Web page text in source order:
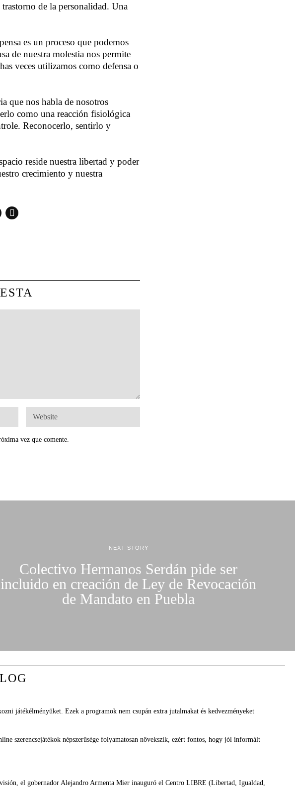
de la personalidad. Una
es un proceso que podemos
de nuestra molestia nos permite
veces utilizamos como defensa o
que nos habla de nosotros
como una reacción fisiológica
Reconocerlo, sentirlo y
reside nuestra libertad y poder
crecimiento y nuestra
vez que comente.
NEXT STORY
Colectivo Hermanos Serdán pide ser
incluido en creación de Ley de Revocación
de Mandato en Puebla
játékélményüket. Ezek a programok nem csupán extra jutalmakat és kedvezményeket
szerencsejátékok népszerűsége folyamatosan növekszik, ezért fontos, hogy jól informált
el gobernador Alejandro Armenta Mier inauguró el Centro LIBRE (Libertad, Igualdad,